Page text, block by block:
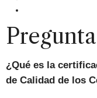
¿Qué es la
de Calidad de los